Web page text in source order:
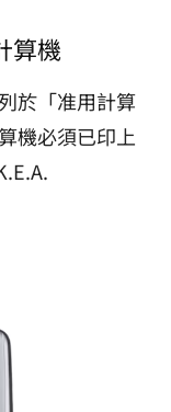
算機
於「准用計算
機必須已印上